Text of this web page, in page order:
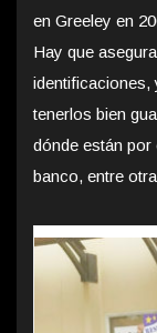
en Greeley en
Hay que
identificaciones,
tenerlos bien
dónde están por
banco, entre